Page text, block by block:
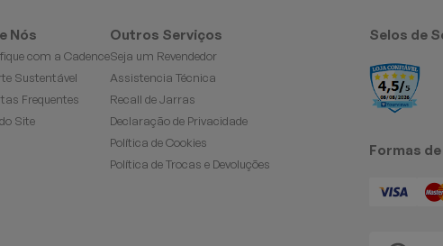
Nós
com a Cadence
Sustentável
Frequentes
Site
Outros Serviços
Seja um Revendedor
Assistencia Técnica
Recall de Jarras
Declaração de Privacidade
Política de Cookies
Política de Trocas e Devoluções
Selos de
Formas